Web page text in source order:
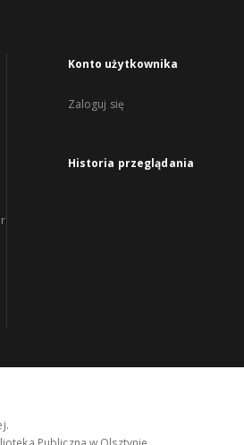
Konto użytkownika
Zaloguj się
Historia przeglądania